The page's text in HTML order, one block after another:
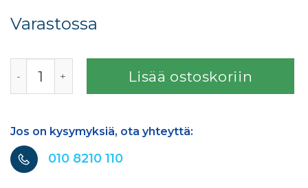
Varastossa
Lisää ostoskoriin
Jos on kysymyksiä, ota yhteyttä:
010 8210 110